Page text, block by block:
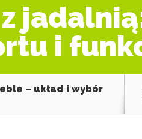
i
– układ i wybór